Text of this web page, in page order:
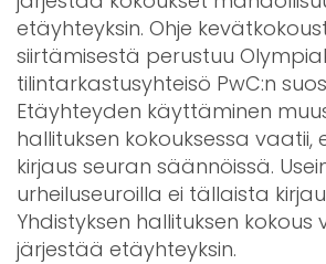
etäyhteyksin. Ohje
siirtämisestä perustuu
tilintarkastusyhteisö PwC:n
Etäyhteyden käyttäminen
hallituksen kokouksessa
kirjaus seuran säännöissä.
urheiluseuroilla ei tällaista
Yhdistyksen hallituksen
järjestää etäyhteyksin.